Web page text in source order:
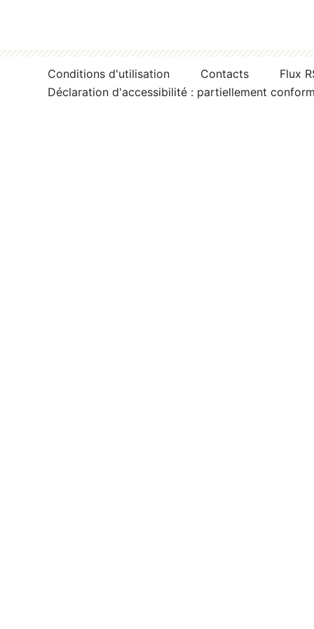
Conditions d'utilisation Contacts
Flux
Déclaration d'accessibilité : partiellement